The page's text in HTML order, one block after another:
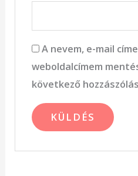
A nevem, e-mail
weboldalcímem
következő